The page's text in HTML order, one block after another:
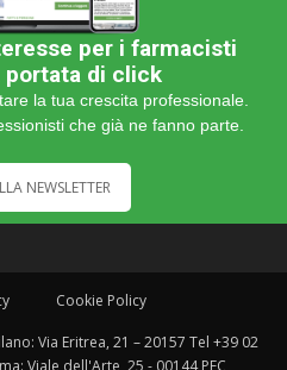
per i farmacisti
di click
la tua crescita professionale.
che già ne fanno parte.
NEWSLETTER
Cookie Policy
Via Eritrea, 21 – 20157 Tel +39 02